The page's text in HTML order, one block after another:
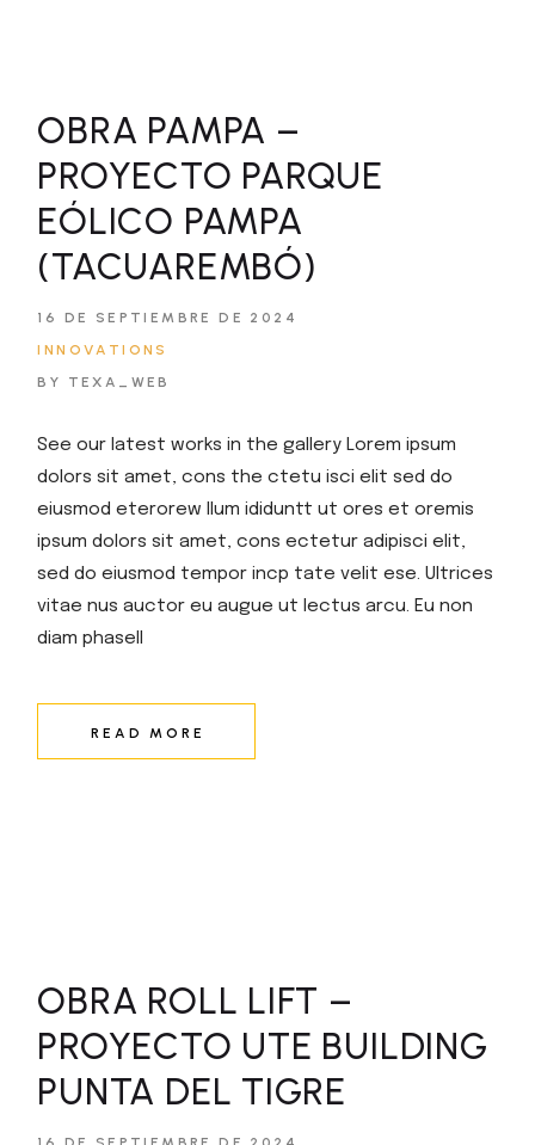
OBRA PAMPA –
PROYECTO PARQUE
EÓLICO PAMPA
(TACUAREMBÓ)
16 DE SEPTIEMBRE DE 2024
INNOVATIONS
BY TEXA_WEB
See our latest works in the gallery Lorem ipsum
dolors sit amet, cons the ctetu isci elit sed do
eiusmod eterorew llum ididuntt ut ores et oremis
ipsum dolors sit amet, cons ectetur adipisci elit,
sed do eiusmod tempor incp tate velit ese. Ultrices
vitae nus auctor eu augue ut lectus arcu. Eu non
diam phasell
READ MORE
OBRA ROLL LIFT –
PROYECTO UTE BUILDING
PUNTA DEL TIGRE